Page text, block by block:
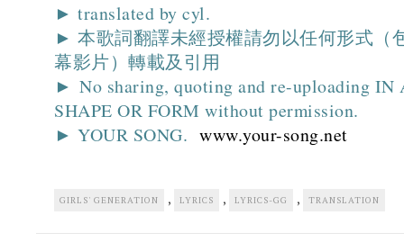
► translated by cyl.
► 本歌詞翻譯未經授權請勿以任何形式（
幕影片）轉載及引用
► No sharing, quoting and re-uploading IN
SHAPE OR FORM without permission.
► YOUR SONG. www.your-song.net
GIRLS' GENERATION , LYRICS , LYRICS-GG , TRANSLATION